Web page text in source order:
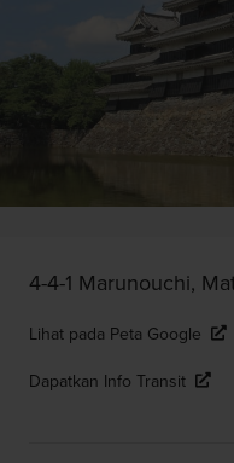
4-4-1 Marunouchi,
Lihat pada Peta Google
Dapatkan Info Transit